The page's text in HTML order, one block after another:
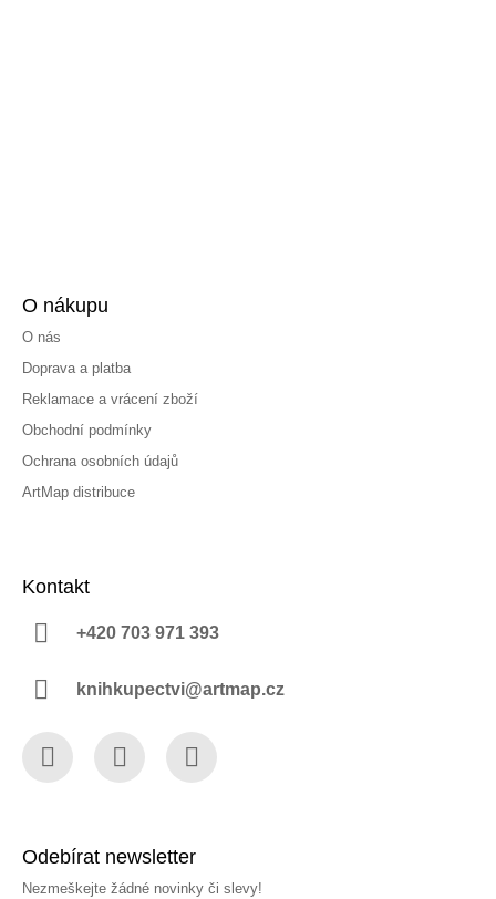
O nákupu
O nás
Doprava a platba
Reklamace a vrácení zboží
Obchodní podmínky
Ochrana osobních údajů
ArtMap distribuce
Kontakt
+420 703 971 393
knihkupectvi@artmap.cz
Odebírat newsletter
Nezmeškejte žádné novinky či slevy!